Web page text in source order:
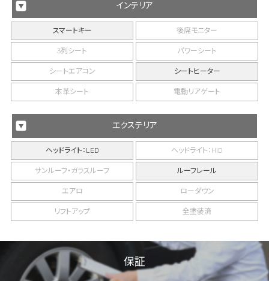
インテリア
スマートキー 後席モニター
3列シート パワーシート
シートエアコン シートヒーター
本革シート 電動リアゲート
エクステリア
ヘッドライト：LED ヘッドライト：HID
サンルーフ・ガラスルーフ ルーフレール
エアロ ローダウン
リフトアップ 全塗装済
保証